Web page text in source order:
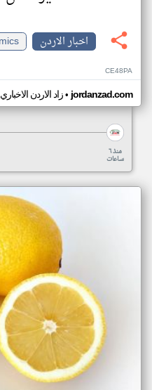
اخبار الاردن
CE48PA
زاد الاردن الاخباري•jordanzad.com
منذ ٦
ساعات